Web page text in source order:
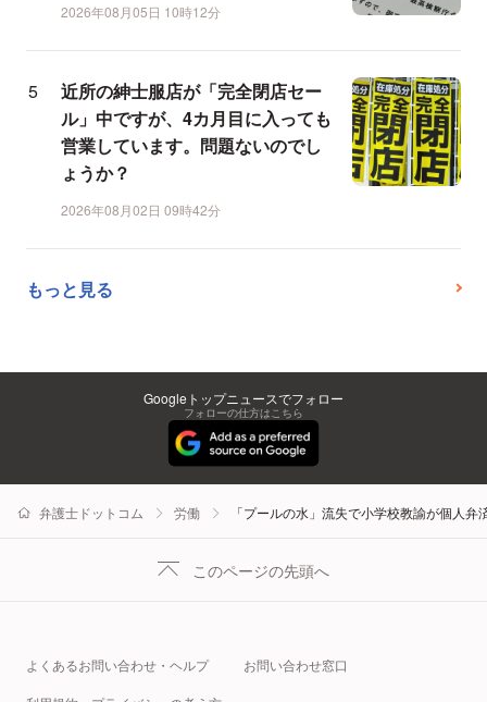
2026年08月05日 10時12分
近所の紳士服店が「完全閉店セー
ル」中ですが、4カ月目に入っても
営業しています。問題ないのでし
ょうか？
2026年08月02日 09時42分
もっと見る
Googleトップニュースでフォロー
フォローの仕方はこちら
弁護士ドットコム 労働 「プールの水」流失で小学校教諭が個人
このページの先頭へ
よくあるお問い合わせ・ヘルプ お問い合わせ窓口